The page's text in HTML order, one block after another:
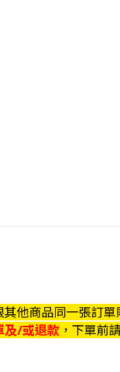
他商品同一張訂單
及/或退款 ，下單前